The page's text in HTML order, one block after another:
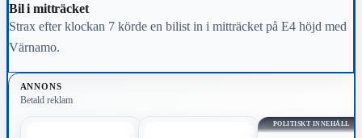
Bil i mitträcket
Strax efter klockan 7 körde en bilist in i mitträcket på E4 höjd med
Värnamo.
ANNONS
Betald reklam
POLITISKT INNEHÅLL